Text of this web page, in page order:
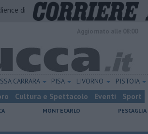
di
CARRARA PISA LIVORNO PISTOIA
Cultura e Spettacolo Eventi Sport
MONTECARLO PESCAGLIA